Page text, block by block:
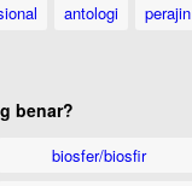
antologi perajin
benar?
biosfer/biosfir